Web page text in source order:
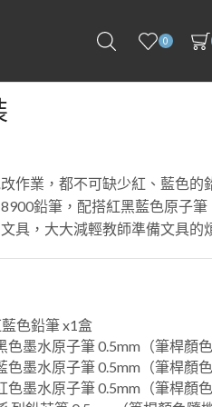
0
作業，都不可缺少紅、藍色的
鉛筆，配搭紅黑藍色原子筆
具，大大減輕教師準備文具的
色鉛筆 x1盒
色墨水原子筆 0.5mm（筆桿顏
色墨水原子筆 0.5mm（筆桿顏
色墨水原子筆 0.5mm（筆桿顏